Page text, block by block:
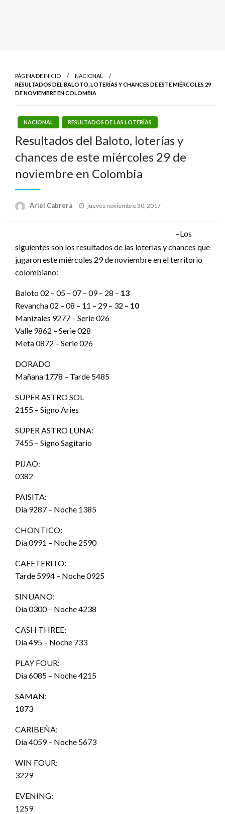
PÁGINA DE INICIO
NACIONAL
RESULTADOS DEL BALOTO, LOTERÍAS Y CHANCES DE ESTE MIÉRCOLES 29
DE NOVIEMBRE EN COLOMBIA
NACIONAL RESULTADOS DE LAS LOTERÍAS
Resultados del Baloto, loterías y
chances de este miércoles 29 de
noviembre en Colombia
Ariel Cabrera
Publicado
jueves noviembre 30, 2017
–Los
siguientes son los resultados de las loterías y chances que
jugaron este miércoles 29 de noviembre en el territorio
colombiano:
Baloto 02 – 05 – 07 – 09 – 28 – 13
Revancha 02 – 08 – 11 – 29 – 32 – 10
Manizales 9277 – Serie 026
Valle 9862 – Serie 028
Meta 0872 – Serie 026
DORADO
Mañana 1778 – Tarde 5485
SUPER ASTRO SOL
2155 – Signo Aries
SUPER ASTRO LUNA:
7455 – Signo Sagitario
PIJAO:
0382
PAISITA:
Día 9287 – Noche 1385
CHONTICO:
Día 0991 – Noche 2590
CAFETERITO:
Tarde 5994 – Noche 0925
SINUANO:
Día 0300 – Noche 4238
CASH THREE:
Día 495 – Noche 733
PLAY FOUR:
Día 6085 – Noche 4215
SAMAN:
1873
CARIBEÑA:
Día 4059 – Noche 5673
WIN FOUR:
3229
EVENING:
1259